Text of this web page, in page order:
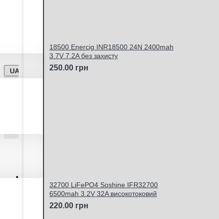
UA
18500 Enercig INR18500 24N 2400mah
3.7V 7.2A без захисту
250.00 грн
32700 LiFePO4 Soshine IFR32700
6500mah 3.2V 32A високотоковий
220.00 грн